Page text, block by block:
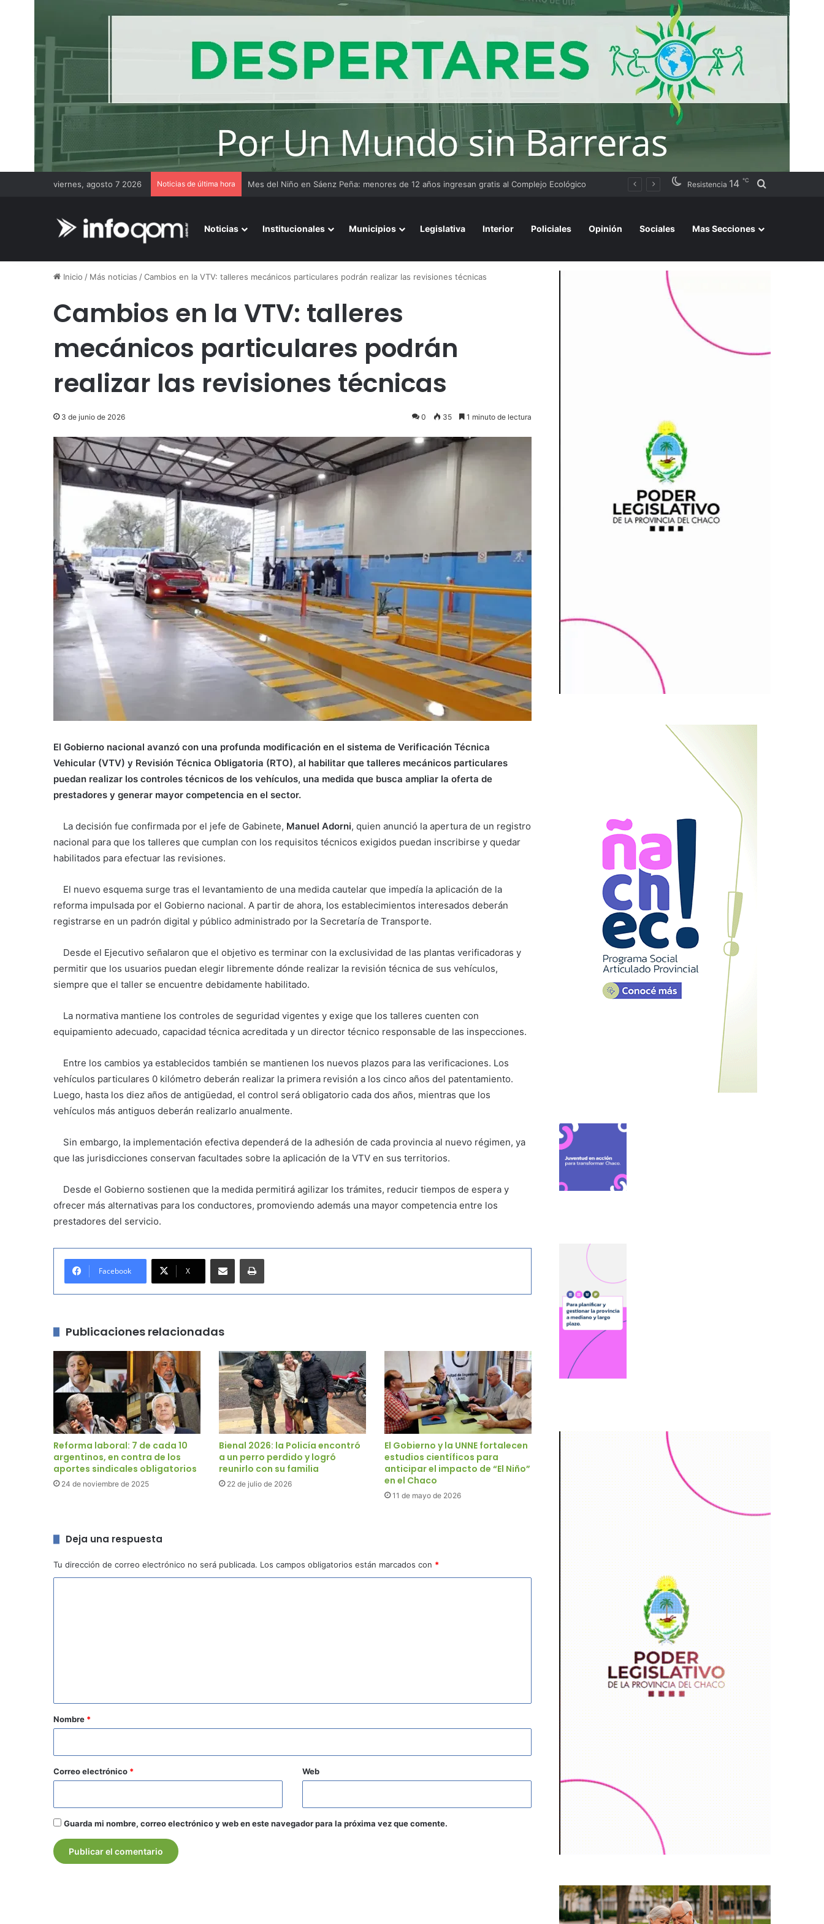
viernes, agosto 7 2026 Noticias de última hora Sáenz Peña: el Municipio ejecuta obras viales, hidráulicas y de iluminación en distintos barrios Resistencia 14 ℃ Buscar por
Noticias Institucionales Municipios Legislativa Interior Policiales Opinión Sociales Mas Secciones
Inicio / Más noticias /Cambios en la VTV: talleres mecánicos particulares podrán realizar las revisiones técnicas
Cambios en la VTV: talleres
mecánicos particulares podrán
realizar las revisiones técnicas
3 de junio de 2026 0 35 1 minuto de lectura
El Gobierno nacional avanzó con una profunda modificación en el sistema de Verificación Técnica
Vehicular (VTV) y Revisión Técnica Obligatoria (RTO), al habilitar que talleres mecánicos particulares
puedan realizar los controles técnicos de los vehículos, una medida que busca ampliar la oferta de
prestadores y generar mayor competencia en el sector.
La decisión fue confirmada por el jefe de Gabinete, Manuel Adorni, quien anunció la apertura de un registro
nacional para que los talleres que cumplan con los requisitos técnicos exigidos puedan inscribirse y quedar
habilitados para efectuar las revisiones.
El nuevo esquema surge tras el levantamiento de una medida cautelar que impedía la aplicación de la
reforma impulsada por el Gobierno nacional. A partir de ahora, los establecimientos interesados deberán
registrarse en un padrón digital y público administrado por la Secretaría de Transporte.
Desde el Ejecutivo señalaron que el objetivo es terminar con la exclusividad de las plantas verificadoras y
permitir que los usuarios puedan elegir libremente dónde realizar la revisión técnica de sus vehículos,
siempre que el taller se encuentre debidamente habilitado.
La normativa mantiene los controles de seguridad vigentes y exige que los talleres cuenten con
equipamiento adecuado, capacidad técnica acreditada y un director técnico responsable de las inspecciones.
Entre los cambios ya establecidos también se mantienen los nuevos plazos para las verificaciones. Los
vehículos particulares 0 kilómetro deberán realizar la primera revisión a los cinco años del patentamiento.
Luego, hasta los diez años de antigüedad, el control será obligatorio cada dos años, mientras que los
vehículos más antiguos deberán realizarlo anualmente.
Sin embargo, la implementación efectiva dependerá de la adhesión de cada provincia al nuevo régimen, ya
que las jurisdicciones conservan facultades sobre la aplicación de la VTV en sus territorios.
Desde el Gobierno sostienen que la medida permitirá agilizar los trámites, reducir tiempos de espera y
ofrecer más alternativas para los conductores, promoviendo además una mayor competencia entre los
prestadores del servicio.
Facebook X
Publicaciones relacionadas
Reforma laboral: 7 de cada 10
argentinos, en contra de los
aportes sindicales obligatorios
24 de noviembre de 2025
Bienal 2026: la Policía encontró
a un perro perdido y logró
reunirlo con su familia
22 de julio de 2026
El Gobierno y la UNNE fortalecen
estudios científicos para
anticipar el impacto de “El Niño”
en el Chaco
11 de mayo de 2026
Deja una respuesta
Tu dirección de correo electrónico no será publicada. Los campos obligatorios están marcados con *
r
o
*
Nombre *
Correo electrónico * Web
Guarda mi nombre, correo electrónico y web en este navegador para la próxima vez que comente.